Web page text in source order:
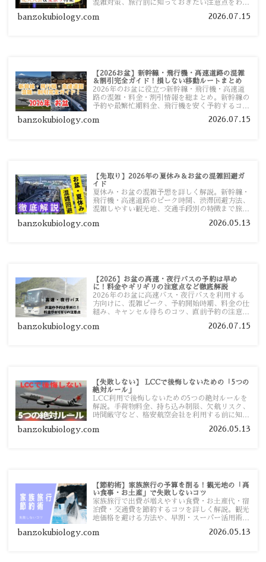
混雑対策、旅行前に知っておきたい注意点をわか
banzokubiology.com 2026.07.15
【2026お盆】新幹線・飛行機・高速道路の混雑
＆割引完全ガイド！損しない移動ルートまとめ
2026年のお盆に役立つ新幹線・飛行機・高速道
路の混雑・料金・割引情報を総まとめ。新幹線の
予約や最繁忙期料金、飛行機を安く予約するコ
い移動方法を分かりやすく解説します。
banzokubiology.com 2026.07.15
【先取り】2026年の夏休み＆お盆の混雑回避ガ
イド
夏休み・お盆の混雑予想を詳しく解説。新幹線・
飛行機・高速道路のピーク時間、渋滞回避方法、
混雑しやすい観光地、交通手段別の特徴まで旅行
banzokubiology.com 2026.05.13
【2026】お盆の高速・夜行バスの予約は早め
に！料金やギリギリの注意点など徹底解説
2026年のお盆に高速バス・夜行バスを利用する
方向けに、混雑ピーク、予約開始時期、料金の仕
組み、キャンセル待ちのコツ、直前予約の注意点
banzokubiology.com 2026.07.15
【失敗しない】 LCCで後悔しないための「5つの
絶対ルール」
LCC利用で後悔しないための5つの絶対ルールを
解説。手荷物料金、持ち込み制限、欠航リスク、
時間厳守など、格安航空会社を利用する前に知っ
す。
banzokubiology.com 2026.05.13
【節約術】家族旅行の予算を削る！観光地の「高
い食事・お土産」で失敗しないコツ
家族旅行で出費が増えやすい食費・お土産代・宿
泊費・交通費を節約するコツを詳しく解説。観光
地価格を避ける方法や、早割・スーパー活用術、
banzokubiology.com 2026.05.13